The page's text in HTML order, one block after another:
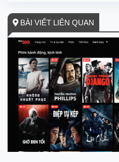
BÀI VIẾT LIÊN QUAN